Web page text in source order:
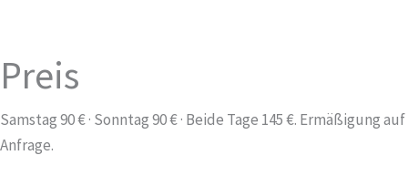
Preis
Samstag 90 € · Sonntag 90 € · Beide Tage 145 €. Ermäßigung auf
Anfrage.